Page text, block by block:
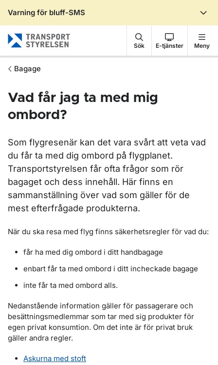
Varning för bluff-SMS
Sök E-tjänster Meny
Bagage
Vad får jag ta med mig
ombord?
Som flygresenär kan det vara svårt att veta vad
du får ta med dig ombord på flygplanet.
Transportstyrelsen får ofta frågor som rör
bagaget och dess innehåll. Här finns en
sammanställning över vad som gäller för de
mest efterfrågade produkterna.
När du ska resa med flyg finns säkerhetsregler för vad du:
får ha med dig ombord i ditt handbagage
enbart får ta med ombord i ditt incheckade bagage
inte får ta med ombord alls.
Nedanstående information gäller för passagerare och
besättningsmedlemmar som tar med sig produkter för
egen privat konsumtion. Om det inte är för privat bruk
gäller andra regler.
Askurna med stoft